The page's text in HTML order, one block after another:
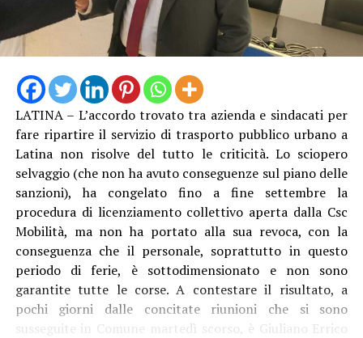
LATINA – L’accordo trovato tra azienda e sindacati per
fare ripartire il servizio di trasporto pubblico urbano a
Latina non risolve del tutto le criticità. Lo sciopero
selvaggio (che non ha avuto conseguenze sul piano delle
sanzioni), ha congelato fino a fine settembre la
procedura di licenziamento collettivo aperta dalla Csc
Mobilità, ma non ha portato alla sua revoca, con la
conseguenza che il personale, soprattutto in questo
periodo di ferie, è sottodimensionato e non sono
garantite tutte le corse. A contestare il risultato, a
pochi giorni dalle concitate riunioni che si sono
susseguite in Comune martedì scorso, è Giuliano Errico